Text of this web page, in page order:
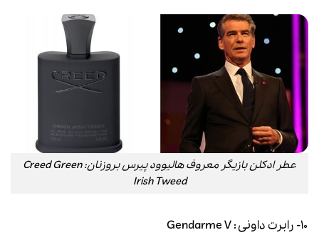
عطر ادکلن بازیگر معروف هالیوود پیرس بروزنان: Creed Green
Irish Tweed
۱۰- رابرت داونی : Gendarme V